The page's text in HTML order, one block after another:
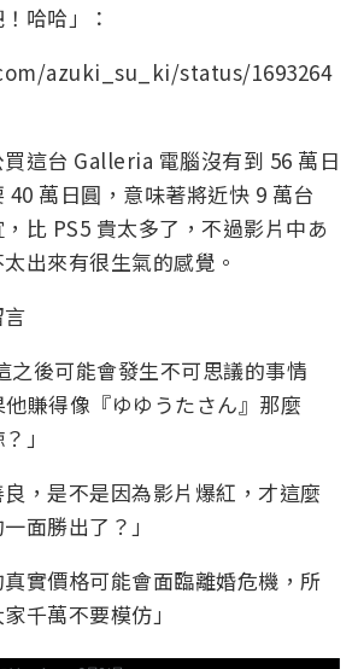
哈哈」：
azuki_su_ki/status/1693264
這台 Galleria 電腦沒有到 56 萬日
40 萬日圓，意味著將近快 9 萬台
比 PS5 貴太多了，不過影片中あ
出來有很生氣的感覺。
之後可能會發生不可思議的事情
賺得像『ゆゆうたさん』那麼
」
良，是不是因為影片爆紅，才這麼
面勝出了？」
真實價格可能會面臨離婚危機，所
千萬不要模仿」